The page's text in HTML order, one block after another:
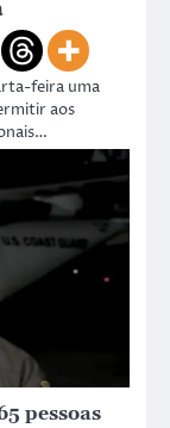
feira uma
aos
pessoas